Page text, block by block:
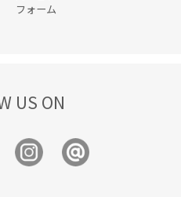
フォーム
US ON